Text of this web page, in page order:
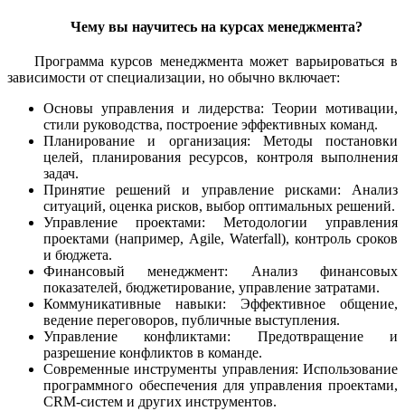
Чему вы научитесь на курсах менеджмента?
Программа курсов менеджмента может варьироваться в
зависимости от специализации, но обычно включает:
Основы управления и лидерства: Теории мотивации,
стили руководства, построение эффективных команд.
Планирование и организация: Методы постановки
целей, планирования ресурсов, контроля выполнения
задач.
Принятие решений и управление рисками: Анализ
ситуаций, оценка рисков, выбор оптимальных решений.
Управление проектами: Методологии управления
проектами (например, Agile, Waterfall), контроль сроков
и бюджета.
Финансовый менеджмент: Анализ финансовых
показателей, бюджетирование, управление затратами.
Коммуникативные навыки: Эффективное общение,
ведение переговоров, публичные выступления.
Управление конфликтами: Предотвращение и
разрешение конфликтов в команде.
Современные инструменты управления: Использование
программного обеспечения для управления проектами,
CRM-систем и других инструментов.